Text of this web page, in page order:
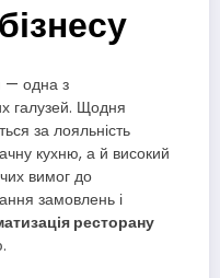
— одна з
галузей. Щодня
за лояльність
кухню, а й високий
вимог до
замовлень і
ресторану